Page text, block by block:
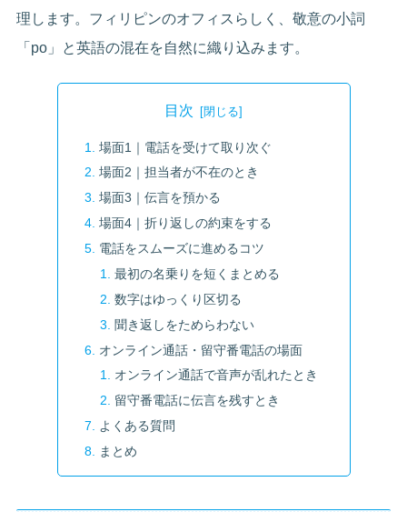
理します。フィリピンのオフィスらしく、敬意の小詞
「po」と英語の混在を自然に織り込みます。
目次
場面1｜電話を受けて取り次ぐ
場面2｜担当者が不在のとき
場面3｜伝言を預かる
場面4｜折り返しの約束をする
電話をスムーズに進めるコツ
最初の名乗りを短くまとめる
数字はゆっくり区切る
聞き返しをためらわない
オンライン通話・留守番電話の場面
オンライン通話で音声が乱れたとき
留守番電話に伝言を残すとき
よくある質問
まとめ